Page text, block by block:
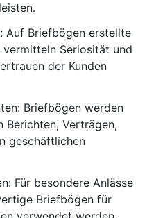
Auf Briefbögen erstellte
vermitteln Seriosität und
der Kunden
Briefbögen werden
Verträgen,
geschäftlichen
Für besondere Anlässe
Briefbögen für